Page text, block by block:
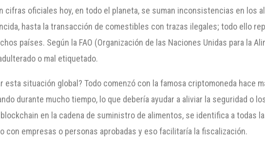
cifras oficiales hoy, en todo el planeta, se suman inconsistencias en los
hasta la transacción de comestibles con trazas ilegales; todo ello
países. Según la FAO (Organización de las Naciones Unidas para la
o mal etiquetado.
situación global? Todo comenzó con la famosa criptomoneda hace
durante mucho tiempo, lo que debería ayudar a aliviar la seguridad o
en la cadena de suministro de alimentos, se identifica a todas
empresas o personas aprobadas y eso facilitaría la fiscalización.